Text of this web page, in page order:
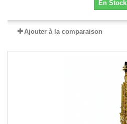
En Stock
Ajouter à la comparaison